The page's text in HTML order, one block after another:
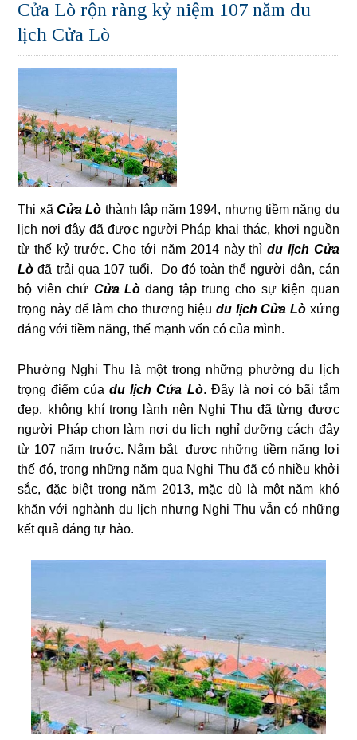
Cửa Lò rộn ràng kỷ niệm 107 năm du
lịch Cửa Lò
Thị xã Cửa Lò thành lập năm 1994, nhưng tiềm năng du
lịch nơi đây đã được người Pháp khai thác, khơi nguồn
từ thế kỷ trước. Cho tới năm 2014 này thìdu lịch Cửa
Lò đã trải qua 107 tuổi. Do đó toàn thể người dân, cán
bộ viên chứ Cửa Lòđang tập trung cho sự kiện quan
trọng này để làm cho thương hiệu du lịch Cửa Lòxứng
đáng với tiềm năng, thế mạnh vốn có của mình.
Phường Nghi Thu là một trong những phường du lịch
trọng điểm củadu lịch Cửa Lò. Đây là nơi có bãi tắm
đẹp, không khí trong lành nên Nghi Thu đã từng được
người Pháp chọn làm nơi du lịch nghỉ dưỡng cách đây
từ 107 năm trước. Nắm bắt được những tiềm năng lợi
thế đó, trong những năm qua Nghi Thu đã có nhiều khởi
sắc, đặc biệt trong năm 2013, mặc dù là một năm khó
khăn với nghành du lịch nhưng Nghi Thu vẫn có những
kết quả đáng tự hào.